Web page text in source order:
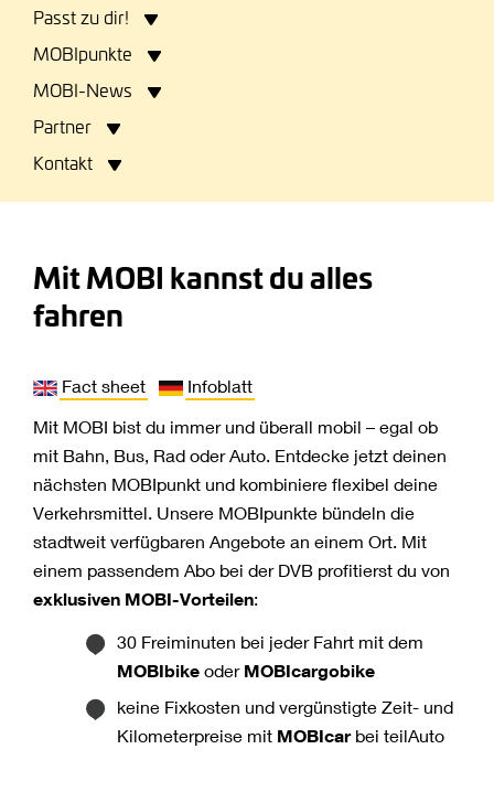
Passt zu dir!
MOBIpunkte
MOBI-News
Partner
Kontakt
Mit MOBI kannst du alles
fahren
Fact sheet
Infoblatt
Mit MOBI bist du immer und überall mobil – egal ob
mit Bahn, Bus, Rad oder Auto. Entdecke jetzt deinen
nächsten MOBIpunkt und kombiniere flexibel deine
Verkehrsmittel. Unsere MOBIpunkte bündeln die
stadtweit verfügbaren Angebote an einem Ort. Mit
einem passendem Abo bei der DVB profitierst du von
exklusiven MOBI-Vorteilen:
30 Freiminuten bei jeder Fahrt mit dem
MOBIbike oder MOBIcargobike
keine Fixkosten und vergünstigte Zeit- und
Kilometerpreise mit MOBIcar bei teilAuto